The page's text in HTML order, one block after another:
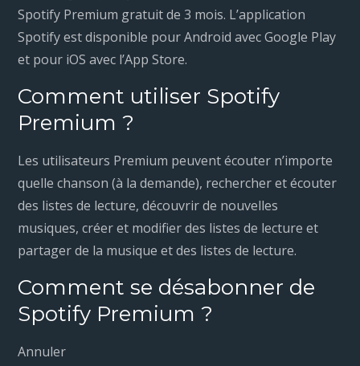
Spotify Premium gratuit de 3 mois. L’application
Spotify est disponible pour Android avec Google Play
et pour iOS avec l’App Store.
Comment utiliser Spotify
Premium ?
Les utilisateurs Premium peuvent écouter n’importe
quelle chanson (à la demande), rechercher et écouter
des listes de lecture, découvrir de nouvelles
musiques, créer et modifier des listes de lecture et
partager de la musique et des listes de lecture.
Comment se désabonner de
Spotify Premium ?
Annuler